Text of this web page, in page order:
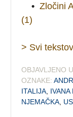
• Zločini
(1)
> Svi
OBJAVLJENO
OZNAKE:
ITALIJA IVANA
NJEMAČKA